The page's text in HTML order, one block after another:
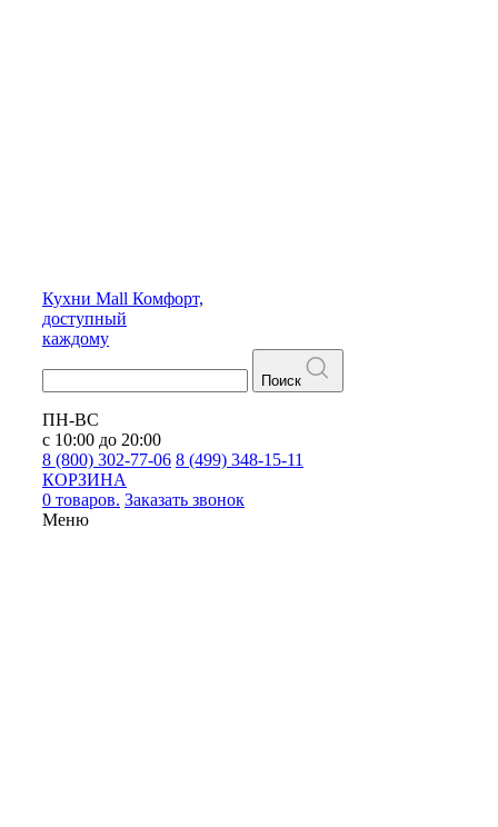
Кухни Mall Комфорт,
доступный
каждому
Поиск
ПН-ВС
с 10:00 до 20:00
8 (800) 302-77-06 8 (499) 348-15-11
КОРЗИНА
0 товаров. Заказать звонок
Меню